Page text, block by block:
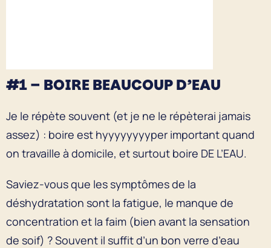
#1 – BOIRE BEAUCOUP D’EAU
Je le répète souvent (et je ne le répèterai jamais
assez) : boire est hyyyyyyyyper important quand
on travaille à domicile, et surtout boire DE L’EAU.
Saviez-vous que les symptômes de la
déshydratation sont la fatigue, le manque de
concentration et la faim (bien avant la sensation
de soif) ? Souvent il suffit d’un bon verre d’eau